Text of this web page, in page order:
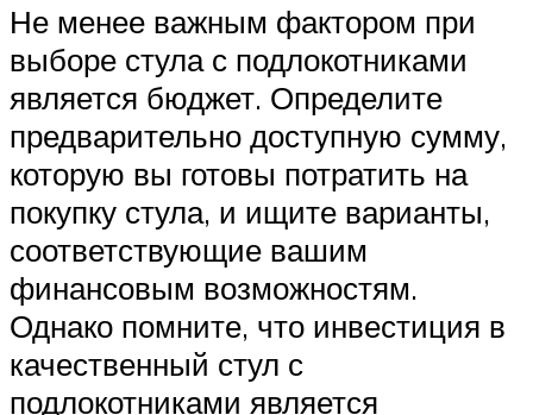
Не менее важным фактором при
выборе стула с подлокотниками
является бюджет. Определите
предварительно доступную сумму,
которую вы готовы потратить на
покупку стула, и ищите варианты,
соответствующие вашим
финансовым возможностям.
Однако помните, что инвестиция в
качественный стул с
подлокотниками является